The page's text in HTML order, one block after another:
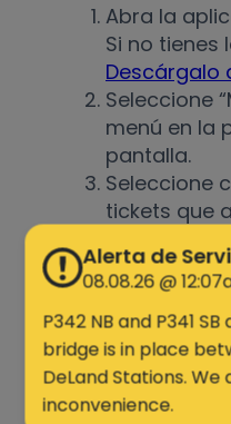
Alerta de
08.08.26 @
P342 NB and P341
bridge is in place
DeLand Stations.
inconvenience.
Abra la
Si no tienes
Descárgalo
Seleccione
menú en la
pantalla.
Seleccione
tickets que
Cuando
emergente
billete?",
para
que los
hasta que